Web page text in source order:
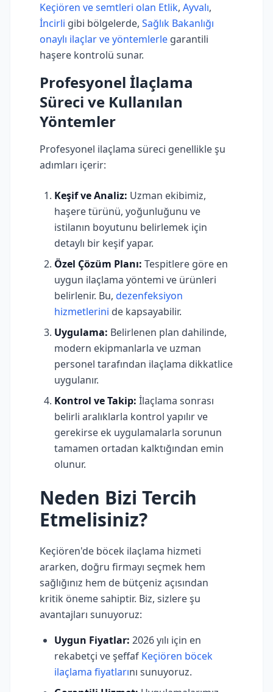
Keçiören ve semtleri olan Etlik, Ayvalı,
İncirli gibi bölgelerde, Sağlık Bakanlığı
onaylı ilaçlar ve yöntemlerle garantili
haşere kontrolü sunar.
Profesyonel İlaçlama
Süreci ve Kullanılan
Yöntemler
Profesyonel ilaçlama süreci genellikle şu
adımları içerir:
Keşif ve Analiz: Uzman ekibimiz,
haşere türünü, yoğunluğunu ve
istilanın boyutunu belirlemek için
detaylı bir keşif yapar.
Özel Çözüm Planı: Tespitlere göre en
uygun ilaçlama yöntemi ve ürünleri
belirlenir. Bu, dezenfeksiyon
hizmetlerini de kapsayabilir.
Uygulama: Belirlenen plan dahilinde,
modern ekipmanlarla ve uzman
personel tarafından ilaçlama dikkatlice
uygulanır.
Kontrol ve Takip: İlaçlama sonrası
belirli aralıklarla kontrol yapılır ve
gerekirse ek uygulamalarla sorunun
tamamen ortadan kalktığından emin
olunur.
Neden Bizi Tercih
Etmelisiniz?
Keçiören'de böcek ilaçlama hizmeti
ararken, doğru firmayı seçmek hem
sağlığınız hem de bütçeniz açısından
kritik öneme sahiptir. Biz, sizlere şu
avantajları sunuyoruz:
Uygun Fiyatlar: 2026 yılı için en
rekabetçi ve şeffaf Keçiören böcek
ilaçlama fiyatlarını sunuyoruz.